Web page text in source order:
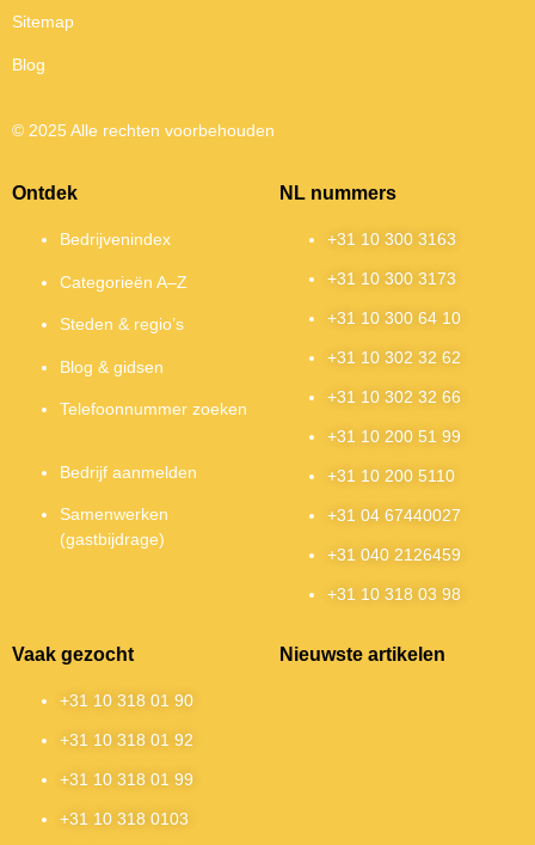
Sitemap
Blog
© 2025 Alle rechten voorbehouden
Ontdek
Bedrijvenindex
Categorieën A–Z
Steden & regio’s
Blog & gidsen
Telefoonnummer zoeken
Bedrijf aanmelden
Samenwerken
(gastbijdrage)
NL nummers
+31 10 300 3163
+31 10 300 3173
+31 10 300 64 10
+31 10 302 32 62
+31 10 302 32 66
+31 10 200 51 99
+31 10 200 5110
+31 04 67440027
+31 040 2126459
+31 10 318 03 98
Vaak gezocht
+31 10 318 01 90
+31 10 318 01 92
+31 10 318 01 99
+31 10 318 0103
Nieuwste artikelen